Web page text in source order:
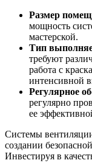
Размер
мощность
мастерской.
Тип
требуют
работа с
интенсивной
Регулярное
регулярно
ее
Cистемы
создании
Инвестируя в